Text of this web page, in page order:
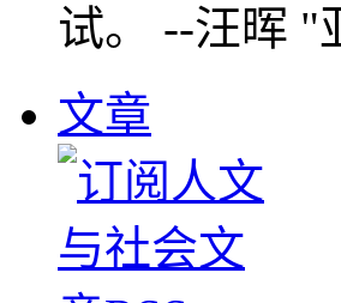
试。 --汪晖 "
文章